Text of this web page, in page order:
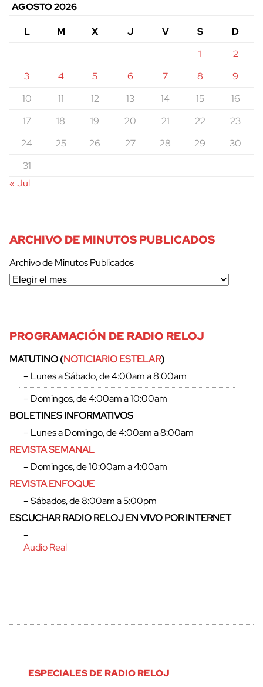
AGOSTO 2026
L
M X J V S
D
1
2
3
4 5 6 7 8
9
10
11 12 13 14 15
16
17
18 19 20 21 22
23
24
25 26 27 28 29
30
31
« Jul
ARCHIVO DE MINUTOS PUBLICADOS
Archivo de Minutos Publicados
PROGRAMACIÓN DE RADIO RELOJ
MATUTINO (NOTICIARIO ESTELAR)
– Lunes a Sábado, de 4:00am a 8:00am
– Domingos, de 4:00am a 10:00am
BOLETINES INFORMATIVOS
– Lunes a Domingo, de 4:00am a 8:00am
REVISTA SEMANAL
– Domingos, de 10:00am a 4:00am
REVISTA ENFOQUE
– Sábados, de 8:00am a 5:00pm
ESCUCHAR RADIO RELOJ EN VIVO POR INTERNET
–
Audio Real
ESPECIALES DE RADIO RELOJ